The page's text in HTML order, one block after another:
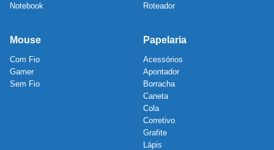
Notebook
Roteador
Mouse
Com Fio
Gamer
Sem Fio
Papelaria
Acessórios
Apontador
Borracha
Caneta
Cola
Corretivo
Grafite
Lápis